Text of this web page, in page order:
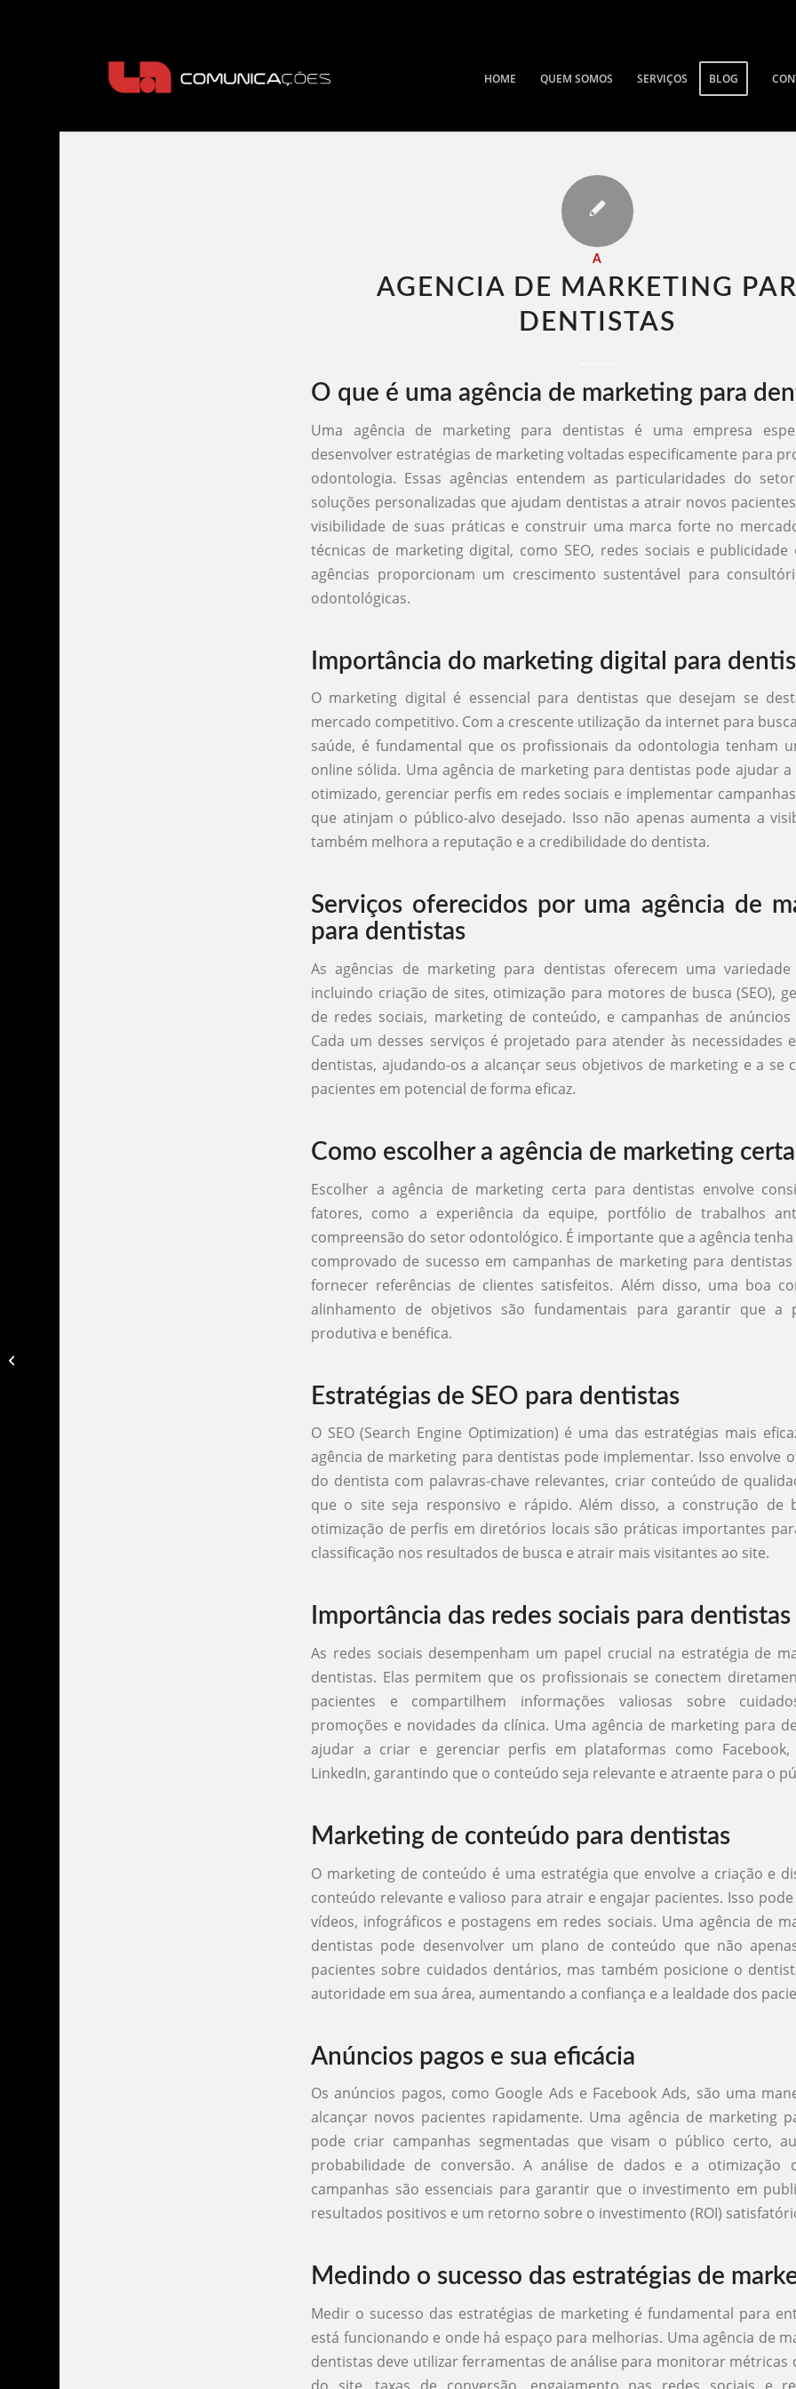
HOME QUEM SOMOS SERVIÇOS BLOG
A
AGENCIA DE MARKETING
DENTISTAS​
O que é uma agência de marketing para
Uma agência de marketing para dentistas é uma empresa
desenvolver estratégias de marketing voltadas especificamente para
odontologia. Essas agências entendem as particularidades do
soluções personalizadas que ajudam dentistas a atrair novos
visibilidade de suas práticas e construir uma marca forte no
técnicas de marketing digital, como SEO, redes sociais e publicidade
agências proporcionam um crescimento sustentável para
odontológicas.
Importância do marketing digital para
O marketing digital é essencial para dentistas que desejam se
mercado competitivo. Com a crescente utilização da internet para
saúde, é fundamental que os profissionais da odontologia tenham
online sólida. Uma agência de marketing para dentistas pode ajudar
otimizado, gerenciar perfis em redes sociais e implementar
que atinjam o público-alvo desejado. Isso não apenas aumenta a
também melhora a reputação e a credibilidade do dentista.
Serviços oferecidos por uma agência de
para dentistas
As agências de marketing para dentistas oferecem uma variedade
incluindo criação de sites, otimização para motores de busca (SEO),
de redes sociais, marketing de conteúdo, e campanhas de anúncios
Cada um desses serviços é projetado para atender às necessidades
dentistas, ajudando-os a alcançar seus objetivos de marketing e a se
pacientes em potencial de forma eficaz.
Como escolher a agência de marketing certa
Escolher a agência de marketing certa para dentistas envolve
fatores, como a experiência da equipe, portfólio de trabalhos
compreensão do setor odontológico. É importante que a agência
comprovado de sucesso em campanhas de marketing para
fornecer referências de clientes satisfeitos. Além disso, uma boa
alinhamento de objetivos são fundamentais para garantir que a
produtiva e benéfica.
Estratégias de SEO para dentistas
O SEO (Search Engine Optimization) é uma das estratégias mais
agência de marketing para dentistas pode implementar. Isso envolve
do dentista com palavras-chave relevantes, criar conteúdo de
que o site seja responsivo e rápido. Além disso, a construção de
otimização de perfis em diretórios locais são práticas importantes
classificação nos resultados de busca e atrair mais visitantes ao site.
Importância das redes sociais para dentistas
As redes sociais desempenham um papel crucial na estratégia de
dentistas. Elas permitem que os profissionais se conectem
pacientes e compartilhem informações valiosas sobre
promoções e novidades da clínica. Uma agência de marketing para
ajudar a criar e gerenciar perfis em plataformas como Facebook,
LinkedIn, garantindo que o conteúdo seja relevante e atraente para o
Marketing de conteúdo para dentistas
O marketing de conteúdo é uma estratégia que envolve a criação e
conteúdo relevante e valioso para atrair e engajar pacientes. Isso
vídeos, infográficos e postagens em redes sociais. Uma agência de
dentistas pode desenvolver um plano de conteúdo que não
pacientes sobre cuidados dentários, mas também posicione o
autoridade em sua área, aumentando a confiança e a lealdade dos
Anúncios pagos e sua eficácia
Os anúncios pagos, como Google Ads e Facebook Ads, são uma
alcançar novos pacientes rapidamente. Uma agência de marketing
pode criar campanhas segmentadas que visam o público certo,
probabilidade de conversão. A análise de dados e a otimização
campanhas são essenciais para garantir que o investimento em
resultados positivos e um retorno sobre o investimento (ROI)
Medindo o sucesso das estratégias de
Medir o sucesso das estratégias de marketing é fundamental para
está funcionando e onde há espaço para melhorias. Uma agência de
dentistas deve utilizar ferramentas de análise para monitorar métricas